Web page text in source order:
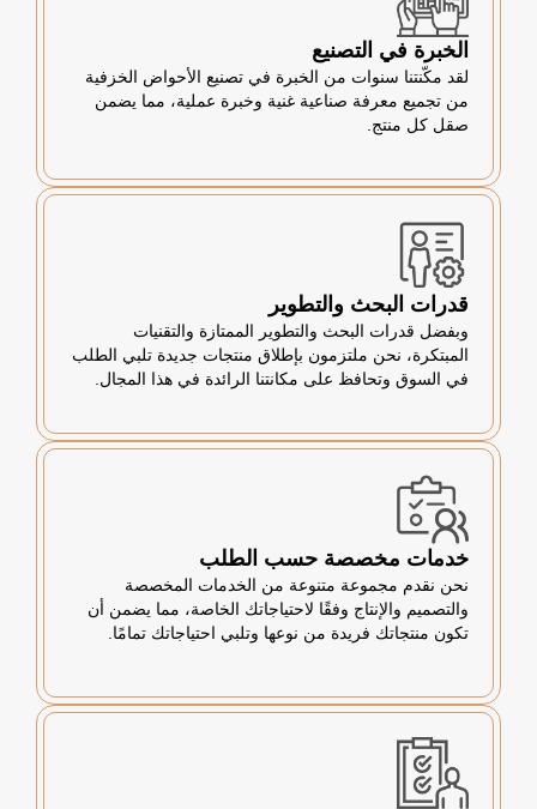
الخبرة في التصنيع
لقد مكّنتنا سنوات من الخبرة في تصنيع الأحواض الخزفية
من تجميع معرفة صناعية غنية وخبرة عملية، مما يضمن
صقل كل منتج.
قدرات البحث والتطوير
وبفضل قدرات البحث والتطوير الممتازة والتقنيات
المبتكرة، نحن ملتزمون بإطلاق منتجات جديدة تلبي الطلب
في السوق وتحافظ على مكانتنا الرائدة في هذا المجال.
خدمات مخصصة حسب الطلب
نحن نقدم مجموعة متنوعة من الخدمات المخصصة
والتصميم والإنتاج وفقًا لاحتياجاتك الخاصة، مما يضمن أن
تكون منتجاتك فريدة من نوعها وتلبي احتياجاتك تمامًا.